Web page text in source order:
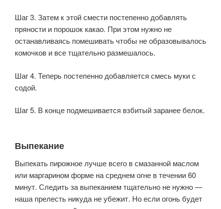
Шаг 3. Затем к этой смести постепенно добавлять
пряности и порошок какао. При этом нужно не
останавливаясь помешивать чтобы не образовывалось
комочков и все тщательно размешалось.
Шаг 4. Теперь постепенно добавляется смесь муки с
содой.
Шаг 5. В конце подмешивается взбитый заранее белок.
Выпекание
Выпекать пирожное лучше всего в смазанной маслом
или маргарином форме на среднем огне в течении 60
минут. Следить за выпеканием тщательно не нужно —
наша прелесть никуда не убежит. Но если огонь будет